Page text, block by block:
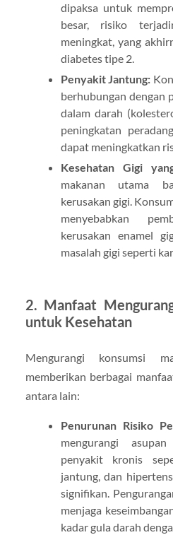
dipaksa untuk
besar, risiko
meningkat, yang
diabetes tipe 2.
Penyakit Jantung:
berhubungan dengan
dalam darah
peningkatan
dapat meningkatkan
Kesehatan Gigi
makanan utama
kerusakan gigi.
menyebabkan
kerusakan enamel
masalah gigi seperti
2. Manfaat
untuk Kesehatan
Mengurangi konsumsi
memberikan berbagai
antara lain:
Penurunan Risiko
mengurangi
penyakit kronis
jantung, dan
signifikan.
menjaga
kadar gula darah